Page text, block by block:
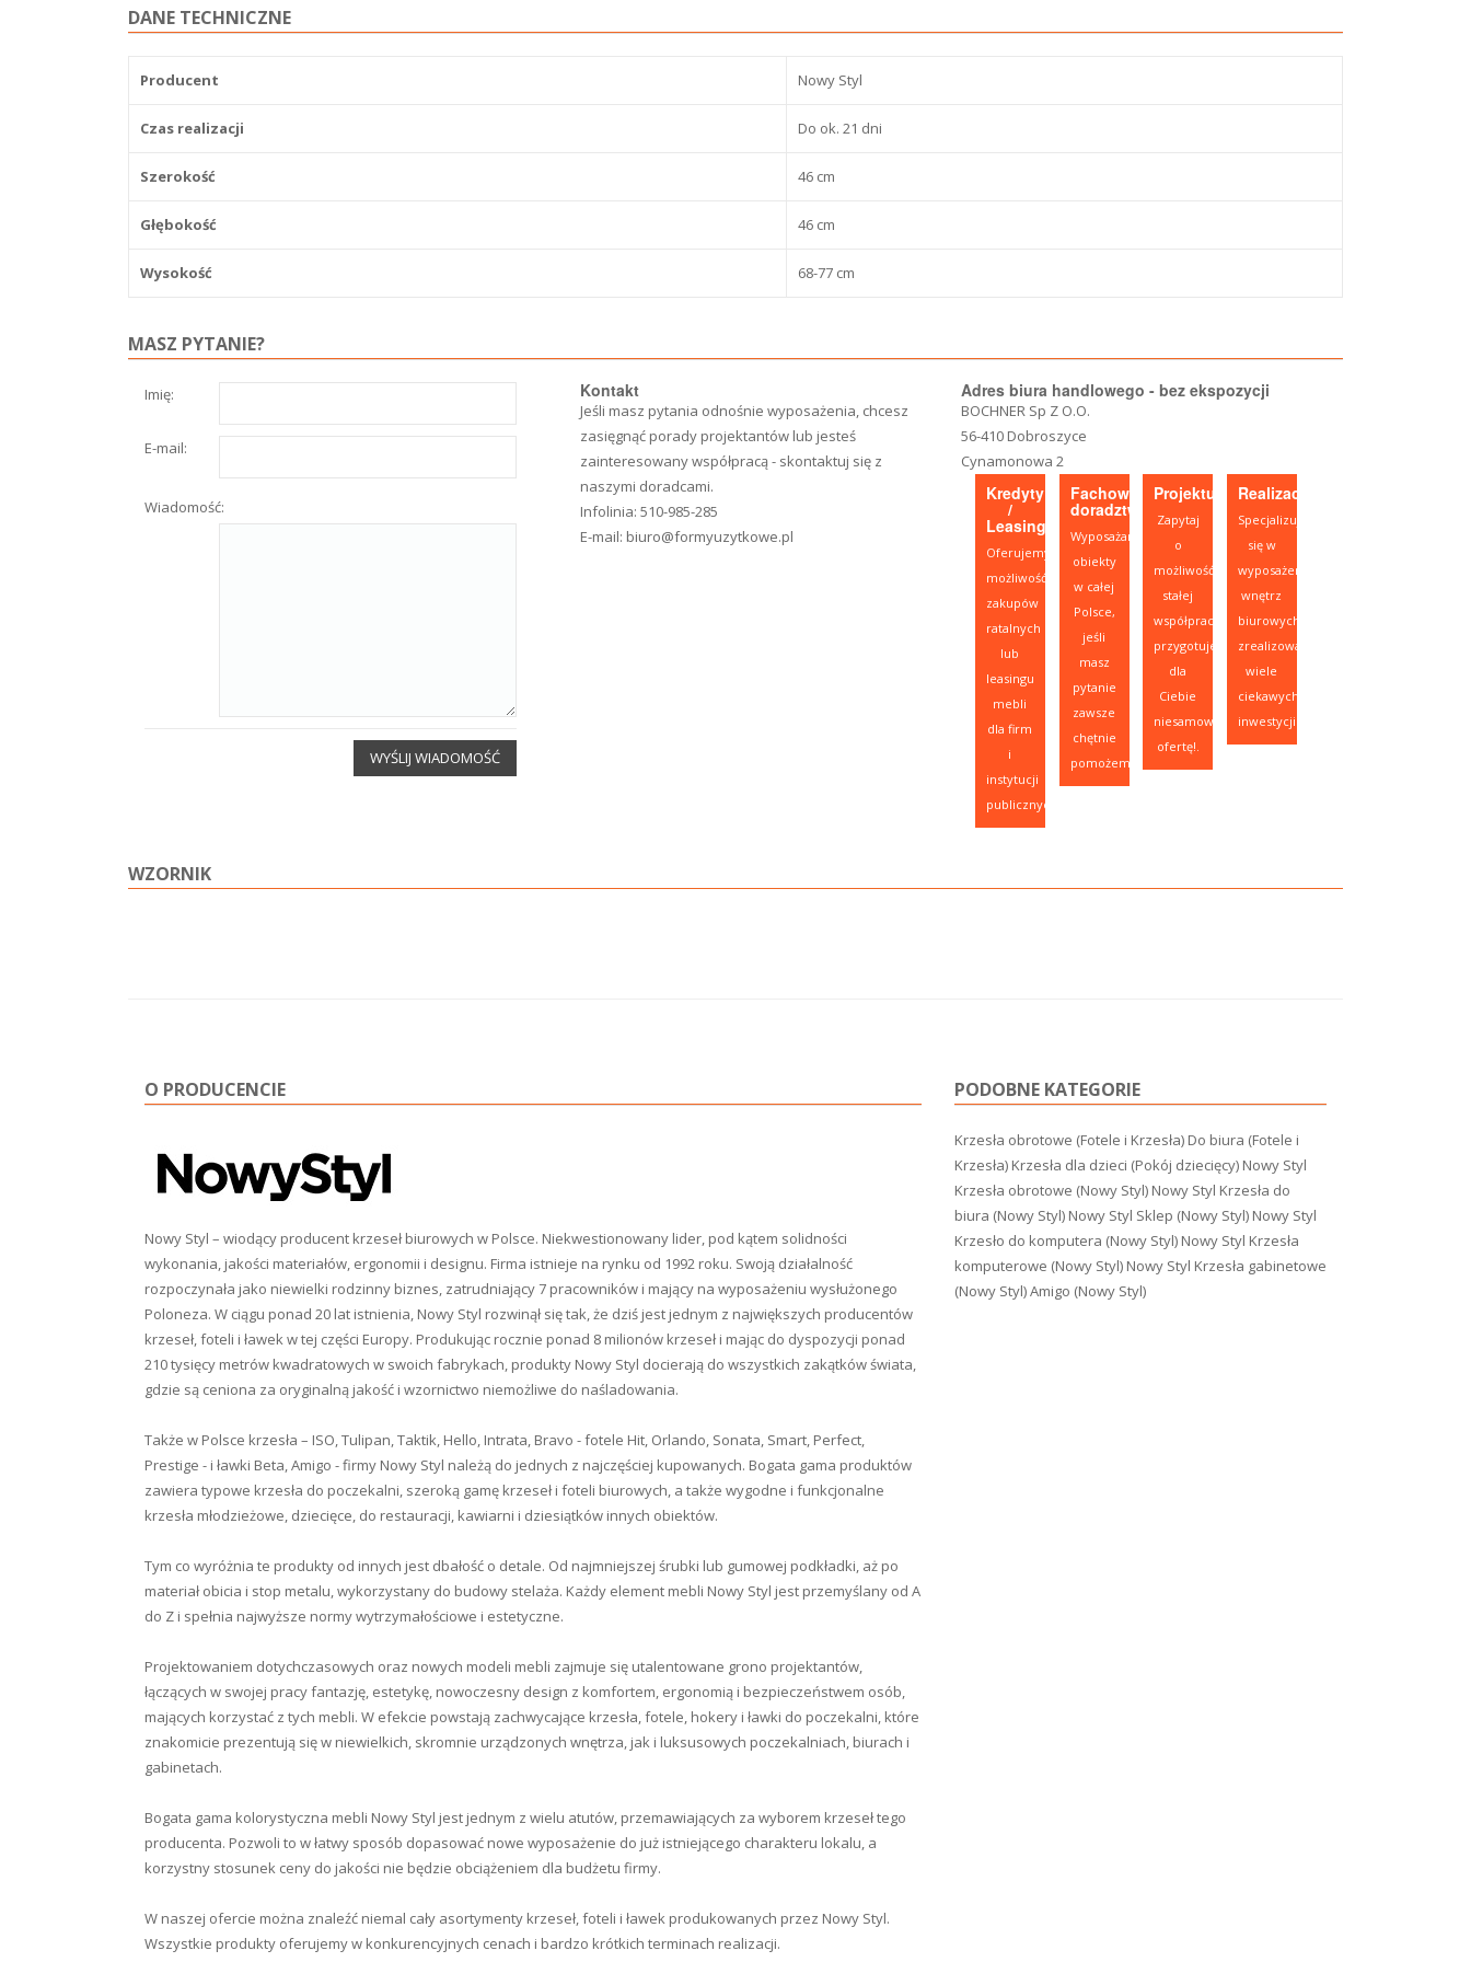
DANE TECHNICZNE
Producent Nowy Styl
Czas realizacji Do ok. 21 dni
Szerokość 46 cm
Głębokość 46 cm
Wysokość 68-77 cm
MASZ PYTANIE?
Imię:
E-mail:
Wiadomość:
WYŚLIJ WIADOMOŚĆ
Kontakt
Jeśli masz pytania odnośnie wyposażenia, chcesz
zasięgnąć porady projektantów lub jesteś
zainteresowany współpracą - skontaktuj się z
naszymi doradcami.
Infolinia:510-985-285
E-mail: biuro@formyuzytkowe.pl
Adres biura handlowego - bez ekspozycji
BOCHNER Sp Z O.O.
56-410 Dobroszyce
Cynamonowa 2
Kredyty
/
Leasing
Oferujemy
możliwość
zakupów
ratalnych
lub
leasingu
mebli
dla firm
i
instytucji
publicznych.
Fachowe
doradztwo
Wyposażamy
obiekty
w całej
Polsce,
jeśli
masz
pytanie
zawsze
chętnie
pomożemy.
Projektujesz?
Zapytaj
o
możliwość
stałej
współpracy,
przygotujemy
dla
Ciebie
niesamowitą
ofertę!.
Realizacje
Specjalizujemy
się w
wyposażeniu
wnętrz
biurowych,
zrealizowaliśmy
wiele
ciekawych
inwestycji.
WZORNIK
O PRODUCENCIE
Nowy Styl – wiodący producent krzeseł biurowych w Polsce. Niekwestionowany lider, pod kątem solidności
wykonania, jakości materiałów, ergonomii i designu. Firma istnieje na rynku od 1992 roku. Swoją działalność
rozpoczynała jako niewielki rodzinny biznes, zatrudniający 7 pracowników i mający na wyposażeniu wysłużonego
Poloneza. W ciągu ponad 20 lat istnienia, Nowy Styl rozwinął się tak, że dziś jest jednym z największych producentów
krzeseł, foteli i ławek w tej części Europy. Produkując rocznie ponad 8 milionów krzeseł i mając do dyspozycji ponad
210 tysięcy metrów kwadratowych w swoich fabrykach, produkty Nowy Styl docierają do wszystkich zakątków świata,
gdzie są ceniona za oryginalną jakość i wzornictwo niemożliwe do naśladowania.
Także w Polsce krzesła – ISO, Tulipan, Taktik, Hello, Intrata, Bravo - fotele Hit, Orlando, Sonata, Smart, Perfect,
Prestige - i ławki Beta, Amigo - firmy Nowy Styl należą do jednych z najczęściej kupowanych. Bogata gama produktów
zawiera typowe krzesła do poczekalni, szeroką gamę krzeseł i foteli biurowych, a także wygodne i funkcjonalne
krzesła młodzieżowe, dziecięce, do restauracji, kawiarni i dziesiątków innych obiektów.
Tym co wyróżnia te produkty od innych jest dbałość o detale. Od najmniejszej śrubki lub gumowej podkładki, aż po
materiał obicia i stop metalu, wykorzystany do budowy stelaża. Każdy element mebli Nowy Styl jest przemyślany od A
do Z i spełnia najwyższe normy wytrzymałościowe i estetyczne.
Projektowaniem dotychczasowych oraz nowych modeli mebli zajmuje się utalentowane grono projektantów,
łączących w swojej pracy fantazję, estetykę, nowoczesny design z komfortem, ergonomią i bezpieczeństwem osób,
mających korzystać z tych mebli. W efekcie powstają zachwycające krzesła, fotele, hokery i ławki do poczekalni, które
znakomicie prezentują się w niewielkich, skromnie urządzonych wnętrza, jak i luksusowych poczekalniach, biurach i
gabinetach.
Bogata gama kolorystyczna mebli Nowy Styl jest jednym z wielu atutów, przemawiających za wyborem krzeseł tego
producenta. Pozwoli to w łatwy sposób dopasować nowe wyposażenie do już istniejącego charakteru lokalu, a
korzystny stosunek ceny do jakości nie będzie obciążeniem dla budżetu firmy.
W naszej ofercie można znaleźć niemal cały asortymenty krzeseł, foteli i ławek produkowanych przez Nowy Styl.
Wszystkie produkty oferujemy w konkurencyjnych cenach i bardzo krótkich terminach realizacji.
PODOBNE KATEGORIE
Krzesła obrotowe (Fotele i Krzesła) Do biura (Fotele i
Krzesła) Krzesła dla dzieci (Pokój dziecięcy) Nowy Styl
Krzesła obrotowe (Nowy Styl) Nowy Styl Krzesła do
biura (Nowy Styl) Nowy Styl Sklep (Nowy Styl) Nowy Styl
Krzesło do komputera (Nowy Styl) Nowy Styl Krzesła
komputerowe (Nowy Styl) Nowy Styl Krzesła gabinetowe
(Nowy Styl)Amigo (Nowy Styl)